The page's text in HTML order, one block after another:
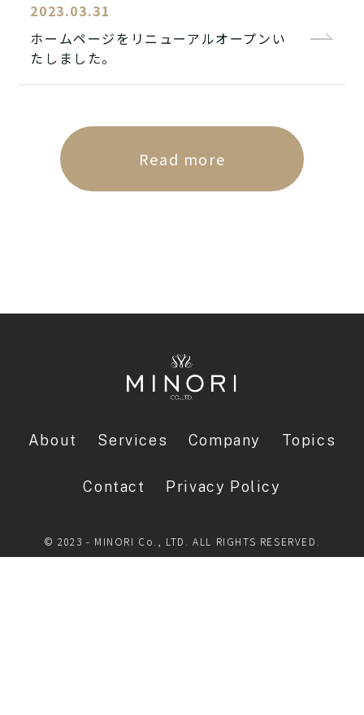
2023.03.31
ホームページをリニューアルオープンい
たしました。
Read more
About Services Company Topics
Contact Privacy Policy
© 2023 - MINORI Co., LTD. ALL RIGHTS RESERVED.